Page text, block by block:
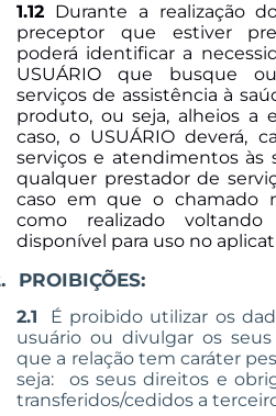
1.12 Durante a realização
preceptor que estiver
poderá identificar a
USUÁRIO que busque
serviços de assistência à
produto, ou seja, alheios a
caso, o USUÁRIO deverá,
serviços e atendimentos às
qualquer prestador de
caso em que o chamado
como realizado
disponível para uso no
PROIBIÇÕES:
2.1 É proibido utilizar os
usuário ou divulgar os
que a relação tem caráter
seja:
os seus direitos e
transferidos/cedidos a